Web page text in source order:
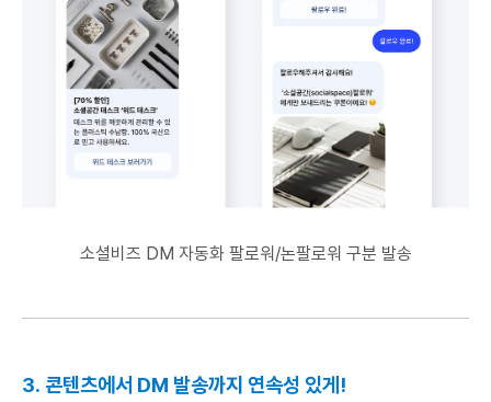
소셜비즈 DM 자동화 팔로워/논팔로워 구분 발송
3. 콘텐츠에서 DM 발송까지 연속성 있게!